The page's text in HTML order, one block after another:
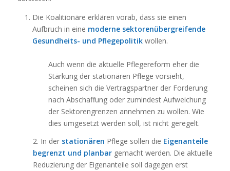
Die Koalitionäre erklären vorab, dass sie einen
Aufbruch in eine moderne sektorenübergreifende
Gesundheits- und Pflegepolitikwollen.
Auch wenn die aktuelle Pflegereform eher die
Stärkung der stationären Pflege vorsieht,
scheinen sich die Vertragspartner der Forderung
nach Abschaffung oder zumindest Aufweichung
der Sektorengrenzen annehmen zu wollen. Wie
dies umgesetzt werden soll, ist nicht geregelt.
2. In der stationären Pflege sollen die Eigenanteile
begrenzt und planbargemacht werden. Die aktuelle
Reduzierung der Eigenanteile soll dagegen erst